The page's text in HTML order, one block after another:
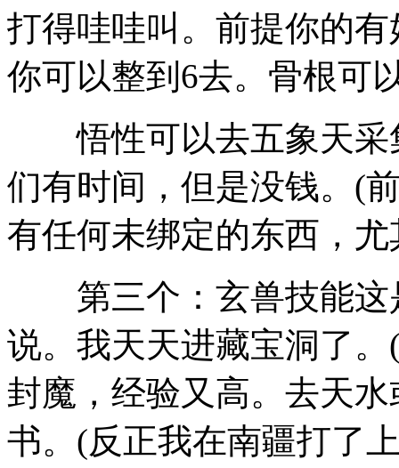
打得哇哇叫。前提你的
你可以整到6去。骨根可
悟性可以去五象天采
们有时间，但是没钱。(
有任何未绑定的东西，
第三个：玄兽技能这
说。我天天进藏宝洞了
封魔，经验又高。去天
书。(反正我在南疆打了